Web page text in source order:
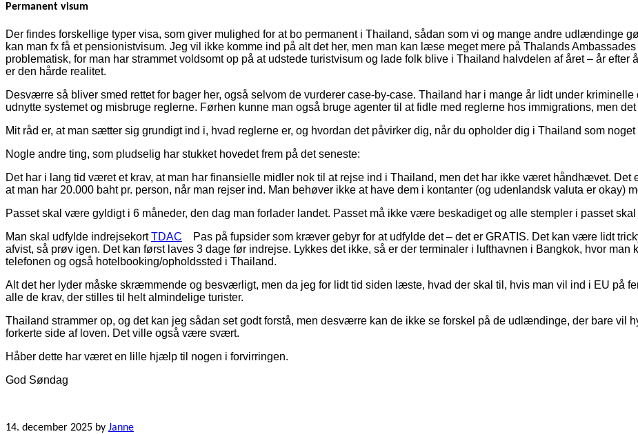
Permanent visum
Der findes forskellige typer visa, som giver mulighed for at bo permanent i Thailand, sådan som vi og mange andre udlændinge
kan man fx få et pensionistvisum. Jeg vil ikke komme ind på alt det her, men man kan læse meget mere på Thalands
problematisk, for man har strammet voldsomt op på at udstede turistvisum og lade folk blive i Thailand halvdelen af året – år efter
er den hårde realitet.
Desværre så bliver smed rettet for bager her, også selvom de vurderer case-by-case. Thailand har i mange år lidt under
udnytte systemet og misbruge reglerne. Førhen kunne man også bruge agenter til at fidle med reglerne hos immigrations, men
Mit råd er, at man sætter sig grundigt ind i, hvad reglerne er, og hvordan det påvirker dig, når du opholder dig i Thailand som
Nogle andre ting, som pludselig har stukket hovedet frem på det seneste:
Det har i lang tid været et krav, at man har finansielle midler nok til at rejse ind i Thailand, men det har ikke været håndhævet. Det
at man har 20.000 baht pr. person, når man rejser ind. Man behøver ikke at have dem i kontanter (og udenlandsk valuta er okay)
Passet skal være gyldigt i 6 måneder, den dag man forlader landet. Passet må ikke være beskadiget og alle stempler i passet
Man skal udfylde indrejsekortTDAC Pas på fupsider som kræver gebyr for at udfylde det – det er GRATIS. Det kan være lidt
afvist, så prøv igen. Det kan først laves 3 dage før indrejse. Lykkes det ikke, så er der terminaler i lufthavnen i Bangkok, hvor
telefonen og også hotelbooking/opholdssted i Thailand.
Alt det her lyder måske skræmmende og besværligt, men da jeg for lidt tid siden læste, hvad der skal til, hvis man vil ind i EU på
alle de krav, der stilles til helt almindelige turister.
Thailand strammer op, og det kan jeg sådan set godt forstå, men desværre kan de ikke se forskel på de udlændinge, der bare
forkerte side af loven. Det ville også være svært.
Håber dette har været en lille hjælp til nogen i forvirringen.
God Søndag
14. december 2025 by Janne